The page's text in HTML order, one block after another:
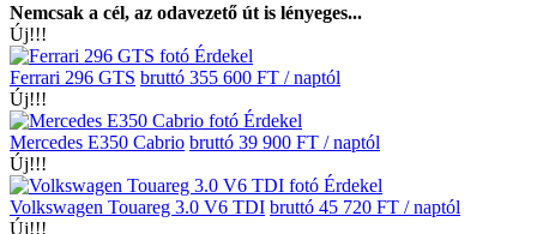
Nemcsak a cél, az odavezető út is lényeges...
Új!!!
Érdekel
Ferrari 296 GTS bruttó 355 600 FT / naptól
Új!!!
Érdekel
Mercedes E350 Cabrio bruttó 39 900 FT / naptól
Új!!!
Érdekel
Volkswagen Touareg 3.0 V6 TDI bruttó 45 720 FT / naptól
Új!!!